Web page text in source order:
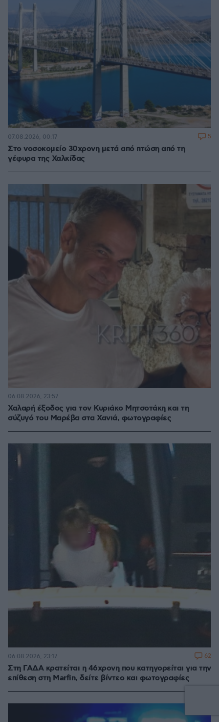
Στο νοσοκομείο 30χρονη μετά από πτώση από τη
γέφυρα της Χαλκίδας
07.08.2026, 00:17 5
Χαλαρή έξοδος για τον Κυριάκο Μητσοτάκη και τη
σύζυγό του Μαρέβα στα Χανιά, φωτογραφίες
06.08.2026, 23:57
Στη ΓΑΔΑ κρατείται η 46χρονη που κατηγορείται για την
επίθεση στη Marfin, δείτε βίντεο και φωτογραφίες
06.08.2026, 23:17 62